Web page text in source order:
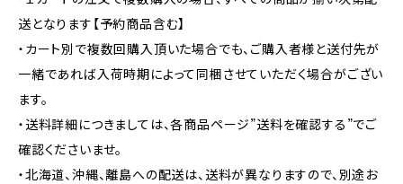
送となります【予約商品含む】
・カート別で複数回購入頂いた場合でも、ご購入者様と送付先が
一緒であれば入荷時期によって同梱させていただく場合がござい
ます。
・送料詳細につきましては、各商品ページ”送料を確認する”でご
確認くださいませ。
・北海道、沖縄、離島への配送は、送料が異なりますので、別途お